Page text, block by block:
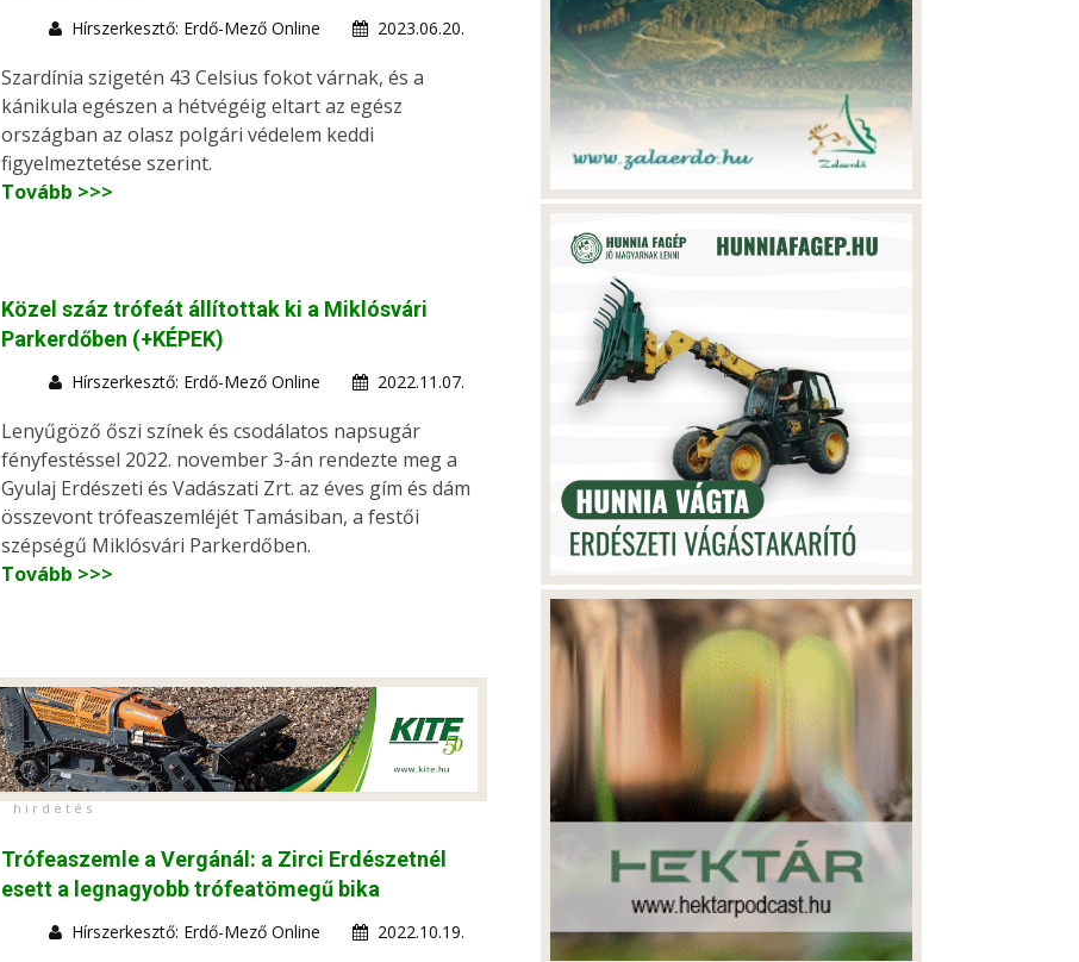
Hírszerkesztő: Erdő-Mező Online 2023.06.20.
Szardínia szigetén 43 Celsius fokot várnak, és a
kánikula egészen a hétvégéig eltart az egész
országban az olasz polgári védelem keddi
figyelmeztetése szerint.
Tovább >>>
Közel száz trófeát állítottak ki a Miklósvári
Parkerdőben (+KÉPEK)
Hírszerkesztő: Erdő-Mező Online 2022.11.07.
Lenyűgöző őszi színek és csodálatos napsugár
fényfestéssel 2022. november 3-án rendezte meg a
Gyulaj Erdészeti és Vadászati Zrt. az éves gím és dám
összevont trófeaszemléjét Tamásiban, a festői
szépségű Miklósvári Parkerdőben.
Tovább >>>
h i r d e t é s
Trófeaszemle a Vergánál: a Zirci Erdészetnél
esett a legnagyobb trófeatömegű bika
Hírszerkesztő: Erdő-Mező Online 2022.10.19.